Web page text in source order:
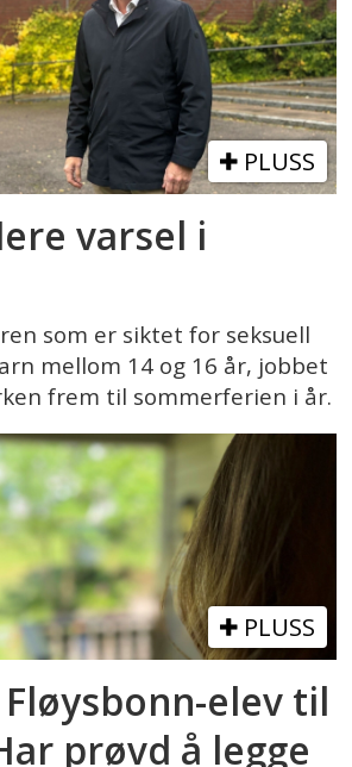
PLUSS
varsel i
som er siktet for seksuell
mellom 14 og 16 år, jobbet
frem til sommerferien i år.
PLUSS
elev til
prøvd å legge